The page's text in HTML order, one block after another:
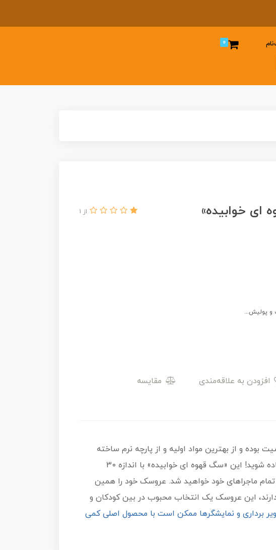
0
خوابیده» از 1
و پولیش...
مقایسه
و از بهترین مواد اولیه و از پارچه نرم ساخته
شده، الیاف آن از جنس فیبر پلی‌استر هست، برای در آغوش گرفتن «سگ قهوه ای خوابیده» آماده شوید! این «سگ قهوه ای خوابیده» با اندازه 30
ماجراهای خود خواهید شد. عروسک خود را همین
این عروسک یک انتخاب محبوب در بین کودکان و
برداری و نمایشگرها ممکن است با محصول اصلی کمی